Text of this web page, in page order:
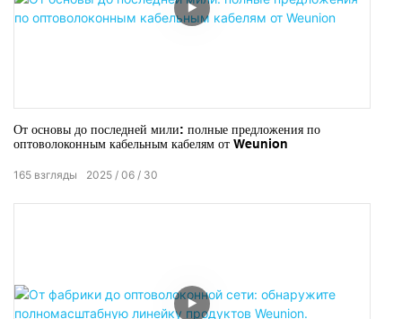
От основы до последней мили: полные предложения по
оптоволоконным кабельным кабелям от Weunion
2025 06 30
165 взгляды